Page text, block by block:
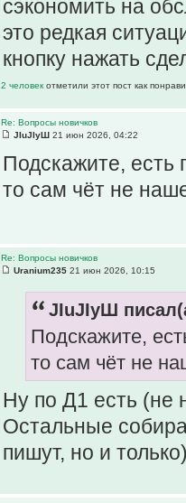
сэкономить на
это редкая
кнопку нажать
2 человек отметили этот пост как
Re: Вопросы новичков
JIuJIyШ 21 июн 2026, 04:22
Подскажите, есть
то сам чёт не
Re: Вопросы новичков
Uranium235 21 июн 2026, 10:15
JIuJIyШ
Подскажите,
то сам чёт не
Ну по Д1 есть (не
Остальные
пишут, но и